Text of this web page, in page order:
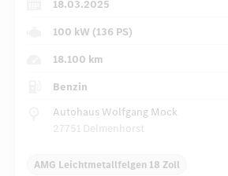
18.03.2025
100 kW (136 PS)
18.100 km
Benzin
Autohaus Wolfgang Mock
27751 Delmenhorst
AMG Leichtmetallfelgen 18 Zoll